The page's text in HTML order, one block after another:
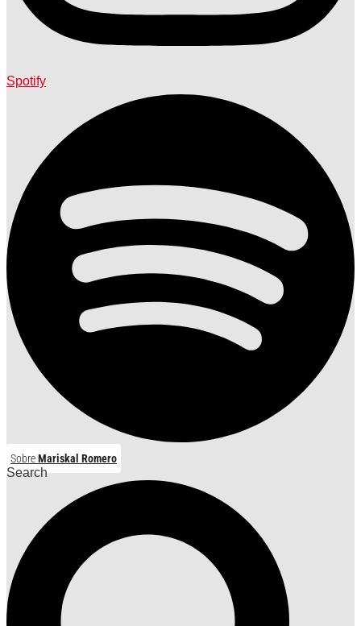
Spotify
SobreMariskal Romero
Search